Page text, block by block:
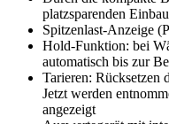
platzsparenden
Spitzenlast-Anzeige
Hold-Funktion: bei
automatisch bis zur
Tarieren: Rücksetzen
Jetzt werden
angezeigt